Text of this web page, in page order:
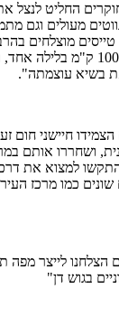
החליט לנצל
מעולים וגם
טייסים מוצלחים
יובל. "הם יכולים לעוף
בשיא עוצמתה".
חיישני חום
ושחררו אותם
למצוא את
כמו מרכז
הצלחנו לייצר מפה
בגוש דן"